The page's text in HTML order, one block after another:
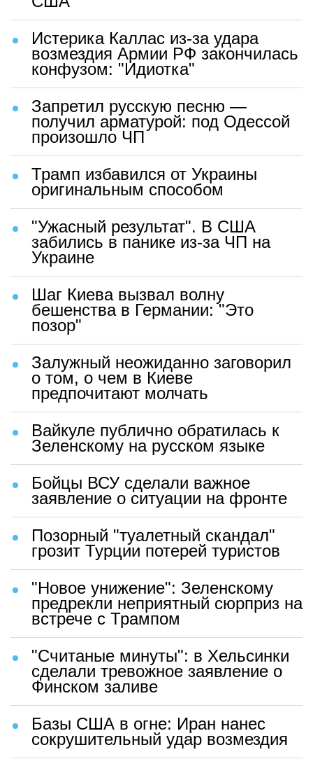
Истерика Каллас из-за удара
возмездия Армии РФ закончилась
конфузом: "Идиотка"
Запретил русскую песню —
получил арматурой: под Одессой
произошло ЧП
Трамп избавился от Украины
оригинальным способом
"Ужасный результат". В США
забились в панике из-за ЧП на
Украине
Шаг Киева вызвал волну
бешенства в Германии: "Это
позор"
Залужный неожиданно заговорил
о том, о чем в Киеве
предпочитают молчать
Вайкуле публично обратилась к
Зеленскому на русском языке
Бойцы ВСУ сделали важное
заявление о ситуации на фронте
Позорный "туалетный скандал"
грозит Турции потерей туристов
"Новое унижение": Зеленскому
предрекли неприятный сюрприз на
встрече с Трампом
"Считаные минуты": в Хельсинки
сделали тревожное заявление о
Финском заливе
Базы США в огне: Иран нанес
сокрушительный удар возмездия